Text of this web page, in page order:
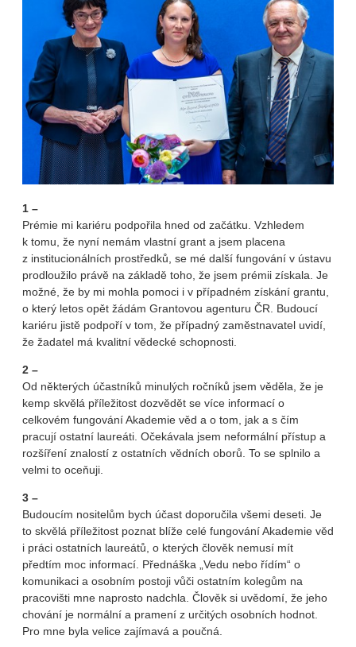
1 –
Prémie mi kariéru podpořila hned od začátku. Vzhledem
k tomu, že nyní nemám vlastní grant a jsem placena
z institucionálních prostředků, se mé další fungování v ústavu
prodloužilo právě na základě toho, že jsem prémii získala. Je
možné, že by mi mohla pomoci i v případném získání grantu,
o který letos opět žádám Grantovou agenturu ČR. Budoucí
kariéru jistě podpoří v tom, že případný zaměstnavatel uvidí,
že žadatel má kvalitní vědecké schopnosti.
2 –
Od některých účastníků minulých ročníků jsem věděla, že je
kemp skvělá příležitost dozvědět se více informací o
celkovém fungování Akademie věd a o tom, jak a s čím
pracují ostatní laureáti. Očekávala jsem neformální přístup a
rozšíření znalostí z ostatních vědních oborů. To se splnilo a
velmi to oceňuji.
3 –
Budoucím nositelům bych účast doporučila všemi deseti. Je
to skvělá příležitost poznat blíže celé fungování Akademie věd
i práci ostatních laureátů, o kterých člověk nemusí mít
předtím moc informací. Přednáška „Vedu nebo řídím“ o
komunikaci a osobním postoji vůči ostatním kolegům na
pracovišti mne naprosto nadchla. Člověk si uvědomí, že jeho
chování je normální a pramení z určitých osobních hodnot.
Pro mne byla velice zajímavá a poučná.